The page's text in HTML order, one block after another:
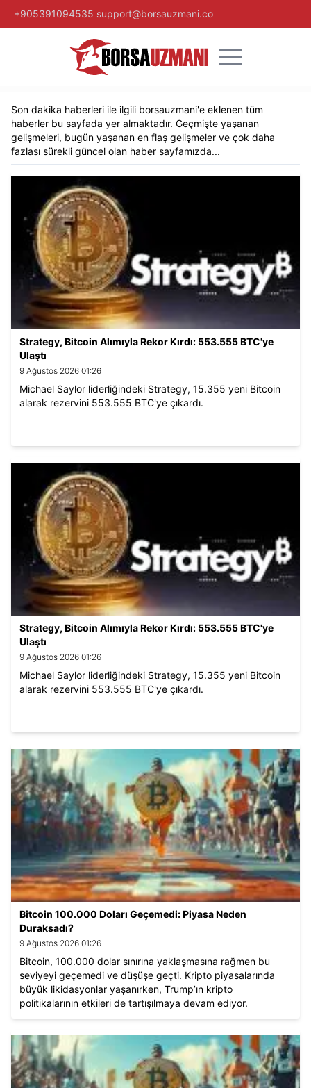
+905391094535 support@borsauzmani.co
Son dakika haberleri ile ilgili borsauzmani'e eklenen tüm
haberler bu sayfada yer almaktadır. Geçmişte yaşanan
gelişmeleri, bugün yaşanan en flaş gelişmeler ve çok daha
fazlası sürekli güncel olan haber sayfamızda...
Strategy, Bitcoin Alımıyla Rekor Kırdı: 553.555 BTC'ye
Ulaştı
9 Ağustos 2026 01:26
Michael Saylor liderliğindeki Strategy, 15.355 yeni Bitcoin
alarak rezervini 553.555 BTC'ye çıkardı.
Strategy, Bitcoin Alımıyla Rekor Kırdı: 553.555 BTC'ye
Ulaştı
9 Ağustos 2026 01:26
Michael Saylor liderliğindeki Strategy, 15.355 yeni Bitcoin
alarak rezervini 553.555 BTC'ye çıkardı.
Bitcoin 100.000 Doları Geçemedi: Piyasa Neden
Duraksadı?
9 Ağustos 2026 01:26
Bitcoin, 100.000 dolar sınırına yaklaşmasına rağmen bu
seviyeyi geçemedi ve düşüşe geçti. Kripto piyasalarında
büyük likidasyonlar yaşanırken, Trump’ın kripto
politikalarının etkileri de tartışılmaya devam ediyor.
Analistler, Bitcoin’in yıl sonunda 100.000 doları aşabileceğini